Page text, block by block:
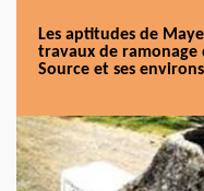
Les aptitudes de
travaux de ramonage
Source et ses